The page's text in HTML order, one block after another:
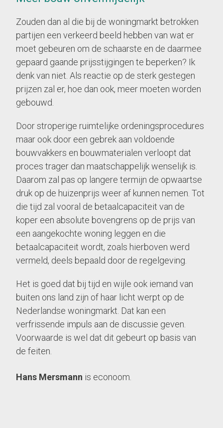
Zouden dan al die bij de woningmarkt betrokken
partijen een verkeerd beeld hebben van wat er
moet gebeuren om de schaarste en de daarmee
gepaard gaande prijsstijgingen te beperken? Ik
denk van niet. Als reactie op de sterk gestegen
prijzen zal er, hoe dan ook, meer moeten worden
gebouwd.
Door stroperige ruimtelijke ordeningsprocedures
maar ook door een gebrek aan voldoende
bouwvakkers en bouwmaterialen verloopt dat
proces trager dan maatschappelijk wenselijk is.
Daarom zal pas op langere termijn de opwaartse
druk op de huizenprijs weer af kunnen nemen. Tot
die tijd zal vooral de betaalcapaciteit van de
koper een absolute bovengrens op de prijs van
een aangekochte woning leggen en die
betaalcapaciteit wordt, zoals hierboven werd
vermeld, deels bepaald door de regelgeving.
Het is goed dat bij tijd en wijle ook iemand van
buiten ons land zijn of haar licht werpt op de
Nederlandse woningmarkt. Dat kan een
verfrissende impuls aan de discussie geven.
Voorwaarde is wel dat dit gebeurt op basis van
de feiten.
Hans Mersmann is econoom.